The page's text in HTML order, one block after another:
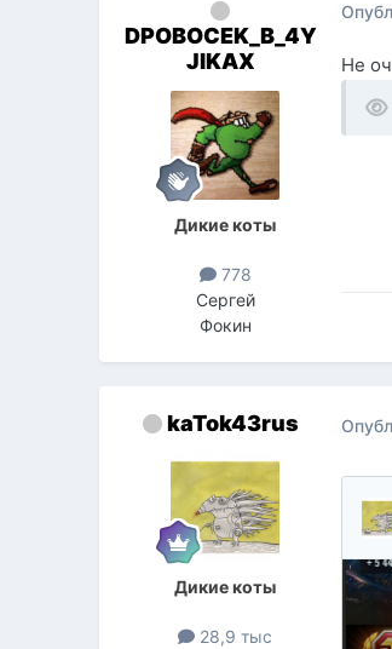
DPOBOCEK_B_4Y
JIKAX
Дикие коты
778
Сергей
Фокин
Не
kaTok43rus
Дикие коты
28,9 тыс